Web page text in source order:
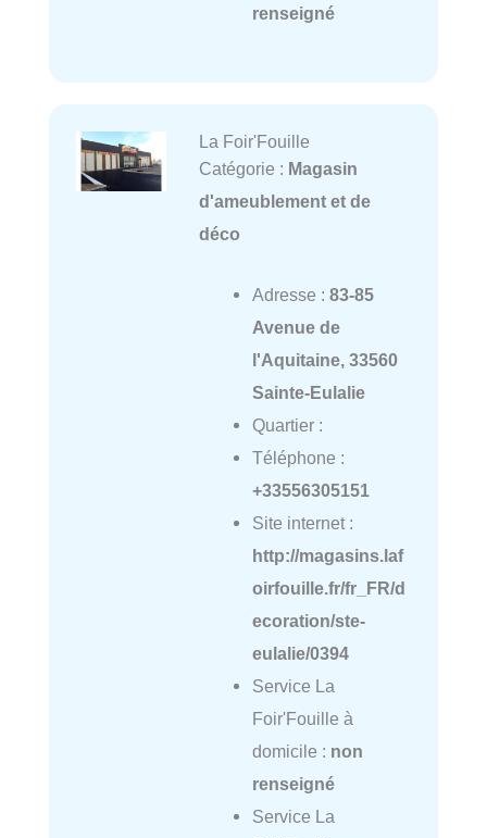
renseigné
La Foir'Fouille
Catégorie : Magasin
d'ameublement et de
déco
Adresse : 83-85
Avenue de
l'Aquitaine, 33560
Sainte-Eulalie
Quartier :
Téléphone :
+33556305151
Site internet :
http://magasins.laf
oirfouille.fr/fr_FR/d
ecoration/ste-
eulalie/0394
Service La
Foir'Fouille à
domicile : non
renseigné
Service La